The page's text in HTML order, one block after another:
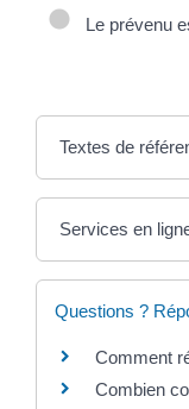
Le prévenu
Textes de
Services en
Questions ?
Comment
Combien